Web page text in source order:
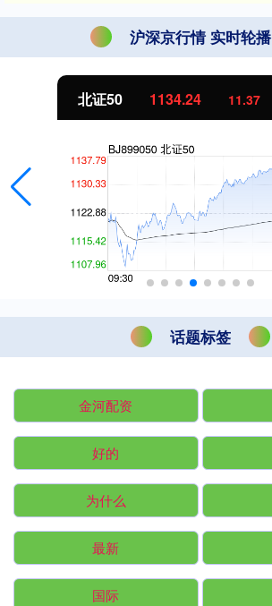
沪深京行情 实时轮播
北证50 1134.24 11.37
话题标签
金河配资
好的
为什么
最新
国际